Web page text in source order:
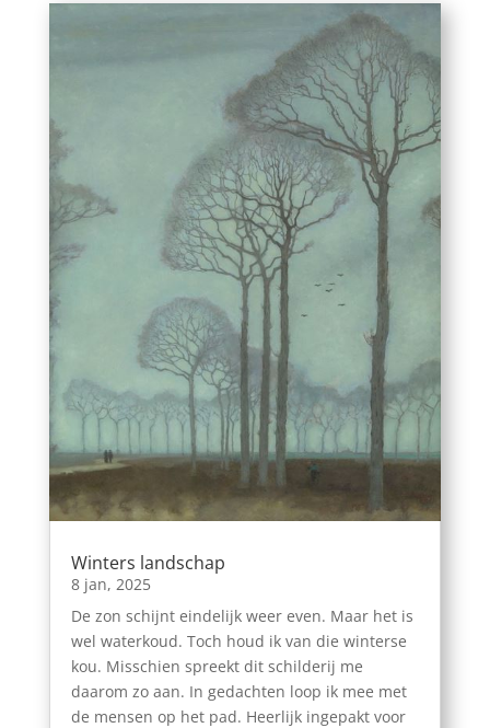
Winters landschap
8 jan, 2025
De zon schijnt eindelijk weer even. Maar het is
wel waterkoud. Toch houd ik van die winterse
kou. Misschien spreekt dit schilderij me
daarom zo aan. In gedachten loop ik mee met
de mensen op het pad. Heerlijk ingepakt voor